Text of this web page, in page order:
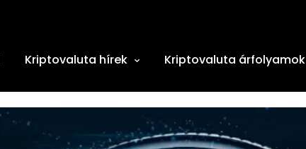
Kriptovaluta hírek Kriptovaluta árfolyamok